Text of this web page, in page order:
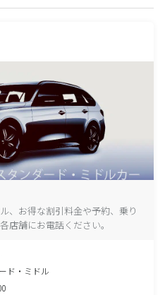
、お得な割引料金や予約、乗り
店舗にお電話ください。
ド・ミドル